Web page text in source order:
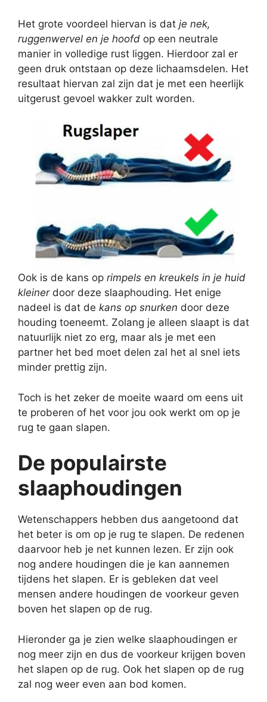
Het grote voordeel hiervan is dat je nek,
ruggenwervel en je hoofd op een neutrale
manier in volledige rust liggen. Hierdoor zal er
geen druk ontstaan op deze lichaamsdelen. Het
resultaat hiervan zal zijn dat je met een heerlijk
uitgerust gevoel wakker zult worden.
Ook is de kans op rimpels en kreukels in je huid
kleinerdoor deze slaaphouding. Het enige
nadeel is dat de kans op snurken door deze
houding toeneemt. Zolang je alleen slaapt is dat
natuurlijk niet zo erg, maar als je met een
partner het bed moet delen zal het al snel iets
minder prettig zijn.
Toch is het zeker de moeite waard om eens uit
te proberen of het voor jou ook werkt om op je
rug te gaan slapen.
De populairste
slaaphoudingen
Wetenschappers hebben dus aangetoond dat
het beter is om op je rug te slapen. De redenen
daarvoor heb je net kunnen lezen. Er zijn ook
nog andere houdingen die je kan aannemen
tijdens het slapen. Er is gebleken dat veel
mensen andere houdingen de voorkeur geven
boven het slapen op de rug.
Hieronder ga je zien welke slaaphoudingen er
nog meer zijn en dus de voorkeur krijgen boven
het slapen op de rug. Ook het slapen op de rug
zal nog weer even aan bod komen.